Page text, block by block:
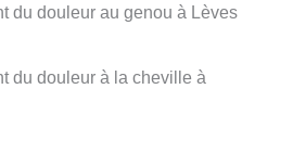
du douleur au genou à Lèves
du douleur à la cheville à